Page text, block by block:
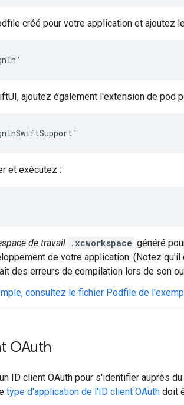
créé pour votre application et ajoutez
ajoutez également l'extension de pod
et exécutez :
de travail .xcworkspace généré
de votre application. (Notez
des erreurs de compilation lors de son
consultez le fichier Podfile de
OAuth
ID client OAuth pour s'identifier auprès
type d'application de l'ID client OAuth doit